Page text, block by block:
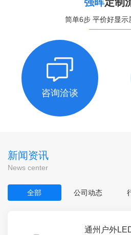
简单6步 平价好显示
咨询洽谈
新闻资讯
News center
全部 公司动态